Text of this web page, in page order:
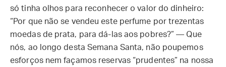
só tinha olhos para reconhecer o valor do dinheiro:
“Por que não se vendeu este perfume por trezentas
moedas de prata, para dá-las aos pobres?” — Que
nós, ao longo desta Semana Santa, não poupemos
esforços nem façamos reservas “prudentes” na nossa